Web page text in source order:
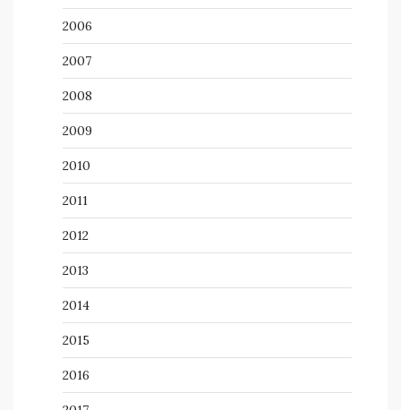
2006
2007
2008
2009
2010
2011
2012
2013
2014
2015
2016